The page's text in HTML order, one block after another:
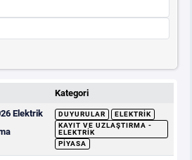
Kategori
Elektrik
DUYURULAR
ELEKTRIK
KAYIT VE UZLAŞTIRMA -
ELEKTRIK
PIYASA